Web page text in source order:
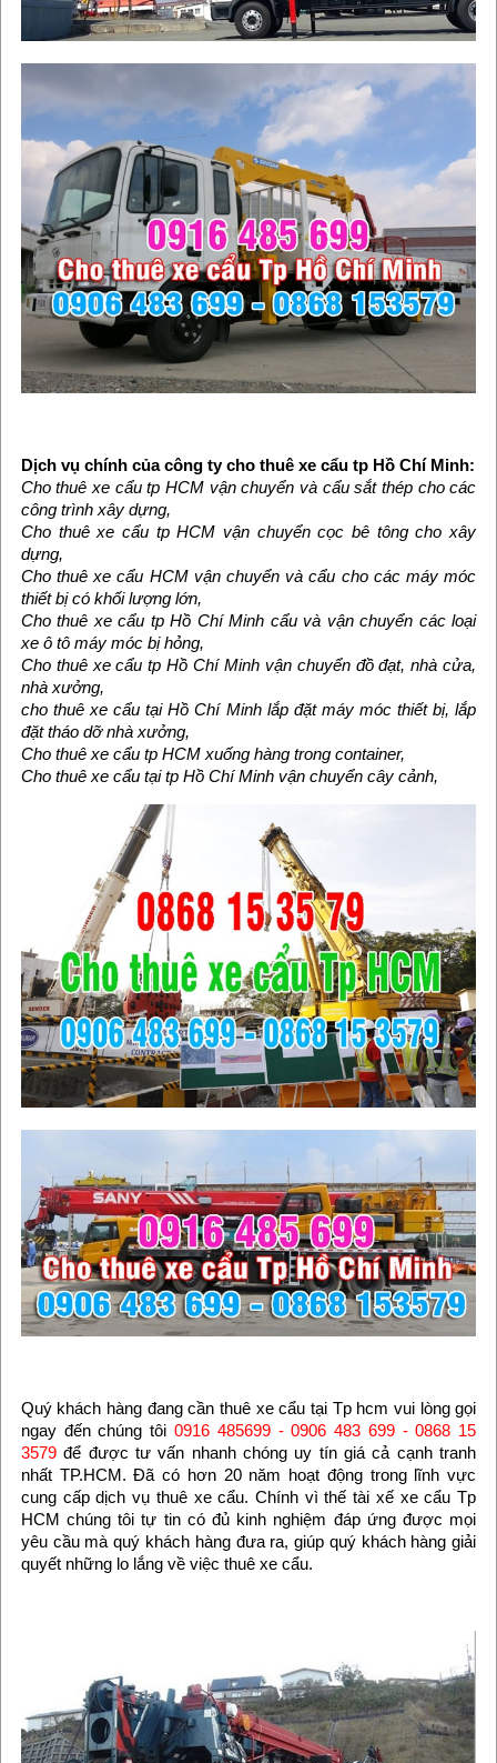
Dịch vụ chính của công ty cho thuê xe cẩu tp Hồ Chí Minh:
Cho thuê xe cẩu tp HCM vận chuyển và cẩu sắt thép cho các
công trình xây dựng,
Cho thuê xe cẩu tp HCM vận chuyển cọc bê tông cho xây
dựng,
Cho thuê xe cẩu HCM vận chuyển và cẩu cho các máy móc
thiết bị có khối lượng lớn,
Cho thuê xe cẩu tp Hồ Chí Minh cẩu và vận chuyển các loại
xe ô tô máy móc bị hỏng,
Cho thuê xe cẩu tp Hồ Chí Minh vận chuyển đồ đạt, nhà cửa,
nhà xưởng,
cho thuê xe cẩu tại Hồ Chí Minh lắp đặt máy móc thiết bị, lắp
đặt tháo dỡ nhà xưởng,
Cho thuê xe cẩu tp HCM xuống hàng trong container,
Cho thuê xe cẩu tại tp Hồ Chí Minh vận chuyển cây cảnh,
Quý khách hàng đang cần thuê xe cẩu tại Tp hcm vui lòng gọi
ngay đến chúng tôi 0916 485699 - 0906 483 699 - 0868 15
3579để được tư vấn nhanh chóng uy tín giá cả cạnh tranh
nhất TP.HCM. Đã có hơn 20 năm hoạt động trong lĩnh vực
cung cấp dịch vụ thuê xe cẩu. Chính vì thế tài xế xe cẩu Tp
HCM chúng tôi tự tin có đủ kinh nghiệm đáp ứng được mọi
yêu cầu mà quý khách hàng đưa ra, giúp quý khách hàng giải
quyết những lo lắng về việc thuê xe cẩu.